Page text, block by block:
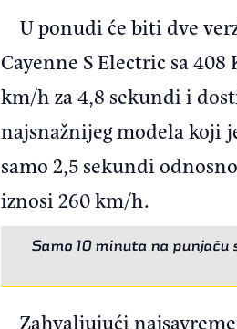
U ponudi će biti dve
Cayenne S Electric sa
km/h za 4,8 sekundi i
najsnažnijeg modela koji
samo 2,5 sekundi
iznosi 260 km/h.
Samo 10 minuta na
Zahvaljujući